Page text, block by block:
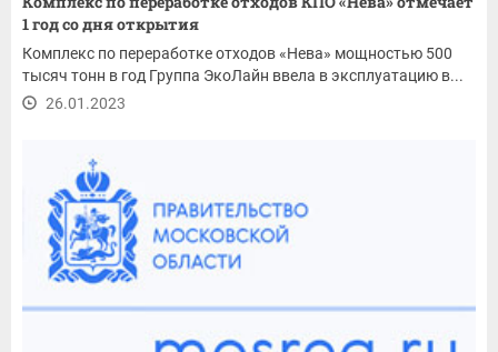
1 год со дня открытия
Комплекс по переработке отходов «Нева» мощностью 500
тысяч тонн в год Группа ЭкоЛайн ввела в эксплуатацию в...
26.01.2023